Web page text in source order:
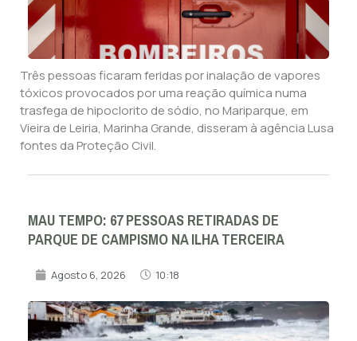
Três pessoas ficaram feridas por inalação de vapores
tóxicos provocados por uma reação química numa
trasfega de hipoclorito de sódio, no Mariparque, em
Vieira de Leiria, Marinha Grande, disseram à agência Lusa
fontes da Proteção Civil.
MAU TEMPO: 67 PESSOAS RETIRADAS DE
PARQUE DE CAMPISMO NA ILHA TERCEIRA
Agosto 6, 2026 10:18